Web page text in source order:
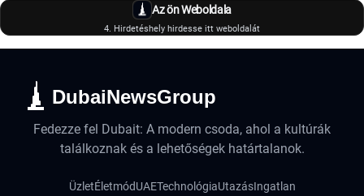
Az ön Weboldala
4. Hirdetéshely hirdesse itt weboldalát
DubaiNewsGroup
Fedezze fel Dubait: A modern csoda, ahol a kultúrák
találkoznak és a lehetőségek határtalanok.
ÜzletÉletmódUAETechnológiaUtazásIngatlan